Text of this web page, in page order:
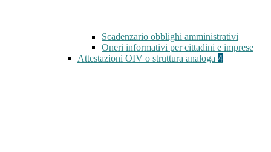
Scadenzario obblighi amministrativi
Oneri informativi per cittadini e imprese
Attestazioni OIV o struttura analoga 4